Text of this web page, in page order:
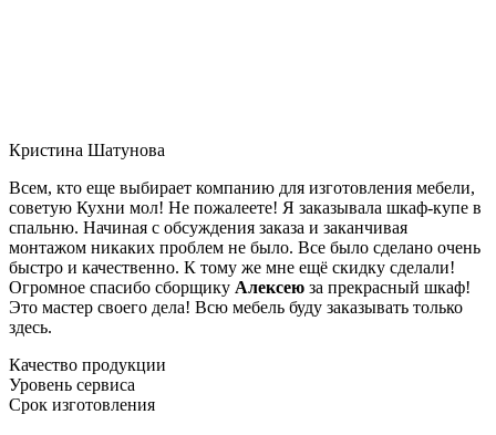
Кристина Шатунова
Всем, кто еще выбирает компанию для изготовления мебели,
советую Кухни мол! Не пожалеете! Я заказывала шкаф-купе в
спальню. Начиная с обсуждения заказа и заканчивая
монтажом никаких проблем не было. Все было сделано очень
быстро и качественно. К тому же мне ещё скидку сделали!
Огромное спасибо сборщику Алексею за прекрасный шкаф!
Это мастер своего дела! Всю мебель буду заказывать только
здесь.
Качество продукции
Уровень сервиса
Срок изготовления